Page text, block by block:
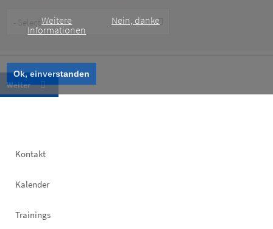
Weitere
Informationen
Nein, danke
Ok, einverstanden
Type
Footer
Kontakt
Kalender
Trainings